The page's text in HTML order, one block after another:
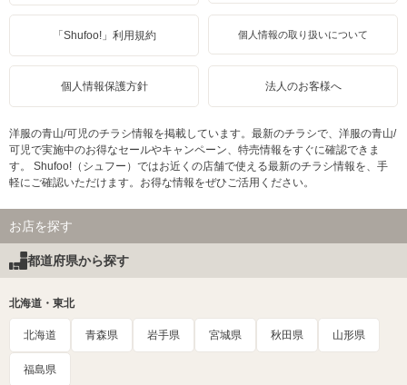
「Shufoo!」利用規約 個人情報の取り扱いについて
個人情報保護方針 法人のお客様へ
洋服の青山/可児のチラシ情報を掲載しています。最新のチラシで、洋服の青山/
可児で実施中のお得なセールやキャンペーン、特売情報をすぐに確認できま
す。 Shufoo!（シュフー）ではお近くの店舗で使える最新のチラシ情報を、手
軽にご確認いただけます。お得な情報をぜひご活用ください。
お店を探す
都道府県から探す
北海道・東北
北海道 青森県 岩手県 宮城県 秋田県 山形県
福島県